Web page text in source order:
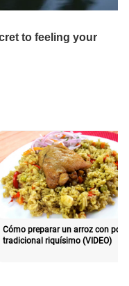
Cómo preparar un arroz con pollo
tradicional riquísimo (VIDEO)